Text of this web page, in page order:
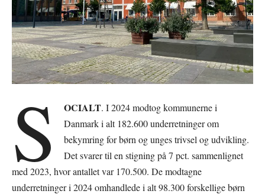
S OCIALT. I 2024 modtog kommunerne i
Danmark i alt 182.600 underretninger om
bekymring for børn og unges trivsel og udvikling.
Det svarer til en stigning på 7 pct. sammenlignet
med 2023, hvor antallet var 170.500. De modtagne
underretninger i 2024 omhandlede i alt 98.300 forskellige børn